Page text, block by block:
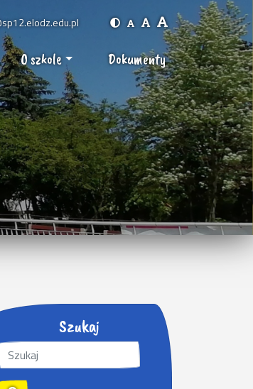
O szkole Dokumenty
Szukaj